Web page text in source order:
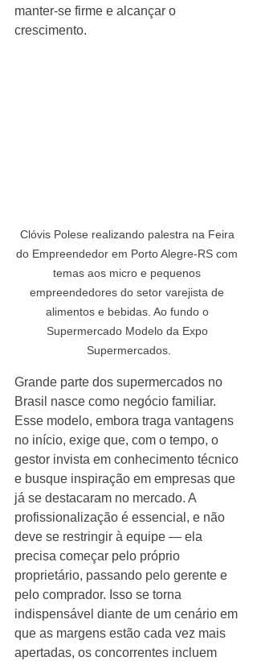
manter-se firme e alcançar o
crescimento.
Clóvis Polese realizando palestra na Feira
do Empreendedor em Porto Alegre-RS com
temas aos micro e pequenos
empreendedores do setor varejista de
alimentos e bebidas. Ao fundo o
Supermercado Modelo da Expo
Supermercados.
Grande parte dos supermercados no
Brasil nasce como negócio familiar.
Esse modelo, embora traga vantagens
no início, exige que, com o tempo, o
gestor invista em conhecimento técnico
e busque inspiração em empresas que
já se destacaram no mercado. A
profissionalização é essencial, e não
deve se restringir à equipe — ela
precisa começar pelo próprio
proprietário, passando pelo gerente e
pelo comprador. Isso se torna
indispensável diante de um cenário em
que as margens estão cada vez mais
apertadas, os concorrentes incluem